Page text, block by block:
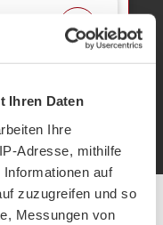
Ihren Daten
Ihre
Adresse, mithilfe
auf
zuzugreifen und so
Messungen von
19
live und kostenfrei